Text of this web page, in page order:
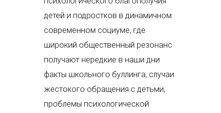
детей и подростков в динамичном
современном социуме, где
широкий общественный резонанс
получают нередкие в наши дни
факты школьного буллинга, случаи
жестокого обращения с детьми,
проблемы психологической